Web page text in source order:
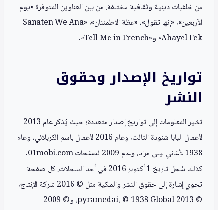
من خلفيات دينية وثقافية مختلفة. من بين العناوين المتوفرة «يوم
الأربعين»، «إنها تقول»، «عظة الاطمئنان»، «Sanaten We Ana
Ahayel Fek» و«Tell Me in French».
تواريخ الإصدار وحقوق
النشر
تشير المعلومات إلى تواريخ إصدار متعددة؛ حيث يُذكر عام 2013
لأعمال البابا شنودة الثالث، وعام 2016 لأعمال باسم الكربلائي، وعام
1938 لأغاني ليلى مراد، وعام 2009 لصفحات 01mobi.com.
كذلك سُجل تاريخ 1 أكتوبر 2016 في أحد السجلات. كل صفحة
تحوي إشارة إلى حقوق النشر والملكية مثل © 2016 شركة الإنتاج،
© 2013 pyramedai، © 1938 Global، و© 2009